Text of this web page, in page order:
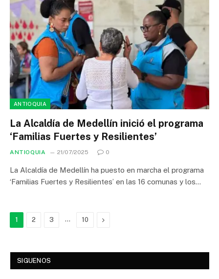
ANTIOQUIA
La Alcaldía de Medellín inició el programa
‘Familias Fuertes y Resilientes’
ANTIOQUIA 21/07/2025 0
La Alcaldía de Medellín ha puesto en marcha el programa
‘Familias Fuertes y Resilientes’ en las 16 comunas y los…
1 2 3 … 10 Next
SIGUENOS